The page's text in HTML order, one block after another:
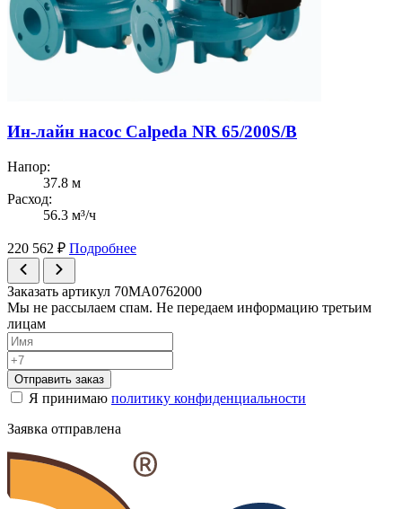
Ин-лайн насос Calpeda NR 65/200S/B
Напор:
37.8 м
Расход:
56.3 м³/ч
220 562 ₽ Подробнее
Заказать артикул 70MA0762000
Мы не рассылаем спам. Не передаем информацию третьим
лицам
Отправить заказ
Я принимаю политику конфиденциальности
Заявка отправлена